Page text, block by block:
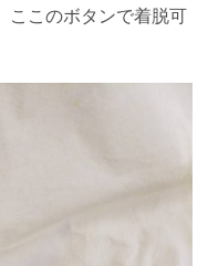
ここのボタンで着脱可